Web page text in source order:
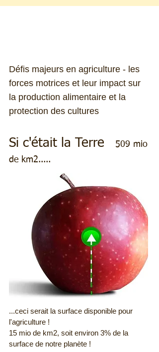
Défis majeurs en agriculture - les
forces motrices et leur impact sur
la production alimentaire et la
protection des cultures
Si c'était la Terre
509 mio
de km2.....
...ceci serait la surface disponible pour
l'agriculture !
15 mio de km2, soit environ 3% de la
surface de notre planète !